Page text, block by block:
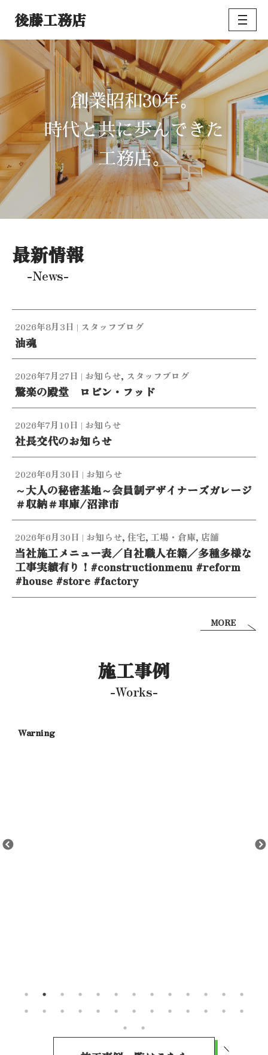
ン
ツ
へ
キ
ッ
プ
後藤工務店
創業昭和30年。
時代と共に歩んできた
工務店。
最新情報
-News-
油魂
2026年8月3日 | スタッフブログ
驚楽の殿堂 ロビン・フッド
2026年7月27日 | お知らせ, スタッフブログ
社長交代のお知らせ
2026年7月10日 | お知らせ
～大人の秘密基地～会員制デザイナーズガレージ
＃収納＃車庫/沼津市
2026年6月30日 | お知らせ
当社施工メニュー表／自社職人在籍／多種多様な
工事実績有り！#constructionmenu #reform
#house #store #factory
2026年6月30日 | お知らせ, 住宅, 工場・倉庫, 店舗
MORE
施工事例
-Works-
Warning